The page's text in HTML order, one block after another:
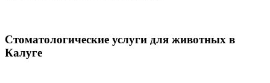
Стоматологические услуги для животных в
Калуге